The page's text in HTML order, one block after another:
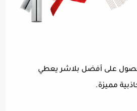
على أفضل بلاشر يعطي
مميزة.